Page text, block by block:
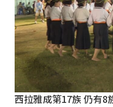
西拉雅成第17族 仍有8